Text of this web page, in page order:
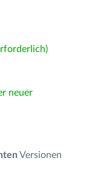
neuer
Versionen